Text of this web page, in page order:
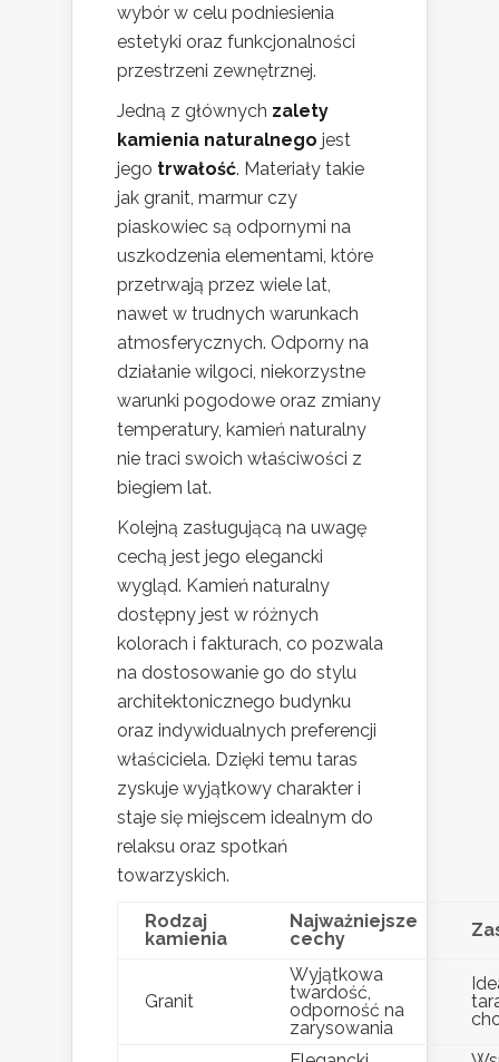
wybór w celu podniesienia
estetyki oraz funkcjonalności
przestrzeni zewnętrznej.
Jedną z głównych zalety
kamienia naturalnego jest
jego trwałość. Materiały takie
jak granit, marmur czy
piaskowiec są odpornymi na
uszkodzenia elementami, które
przetrwają przez wiele lat,
nawet w trudnych warunkach
atmosferycznych. Odporny na
działanie wilgoci, niekorzystne
warunki pogodowe oraz zmiany
temperatury, kamień naturalny
nie traci swoich właściwości z
biegiem lat.
Kolejną zasługującą na uwagę
cechą jest jego elegancki
wygląd. Kamień naturalny
dostępny jest w różnych
kolorach i fakturach, co pozwala
na dostosowanie go do stylu
architektonicznego budynku
oraz indywidualnych preferencji
właściciela. Dzięki temu taras
zyskuje wyjątkowy charakter i
staje się miejscem idealnym do
relaksu oraz spotkań
towarzyskich.
Rodzaj
kamienia
Najważniejsze
cechy
Granit
Wyjątkowa
twardość,
odporność na
zarysowania